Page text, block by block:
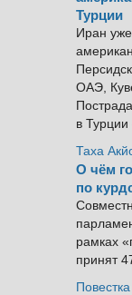
Турции
Иран
ОАЭ,
в
Таха
О чём
по
рамках
принят